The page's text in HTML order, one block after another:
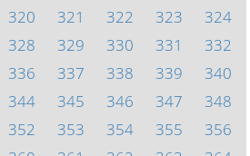
320 321 322 323
324
328 329 330 331
332
336 337 338 339
340
344 345 346 347
348
352 353 354 355
356